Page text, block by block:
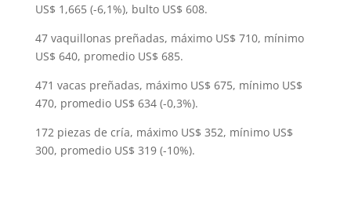
US$ 1,665 (-6,1%), bulto US$ 608.
47 vaquillonas preñadas, máximo US$ 710, mínimo
US$ 640, promedio US$ 685.
471 vacas preñadas, máximo US$ 675, mínimo US$
470, promedio US$ 634 (-0,3%).
172 piezas de cría, máximo US$ 352, mínimo US$
300, promedio US$ 319 (-10%).